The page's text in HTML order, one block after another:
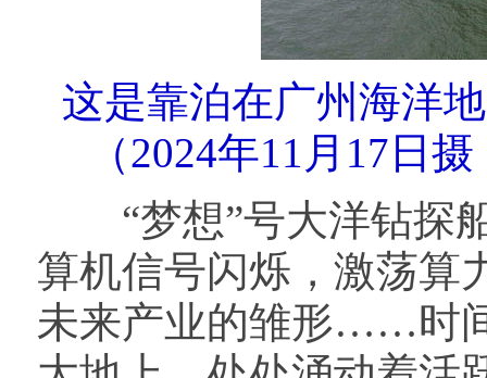
这是靠泊在广州海洋
（2024年11月17日
“梦想”号大洋钻探船
算机信号闪烁，激荡算
未来产业的雏形……时